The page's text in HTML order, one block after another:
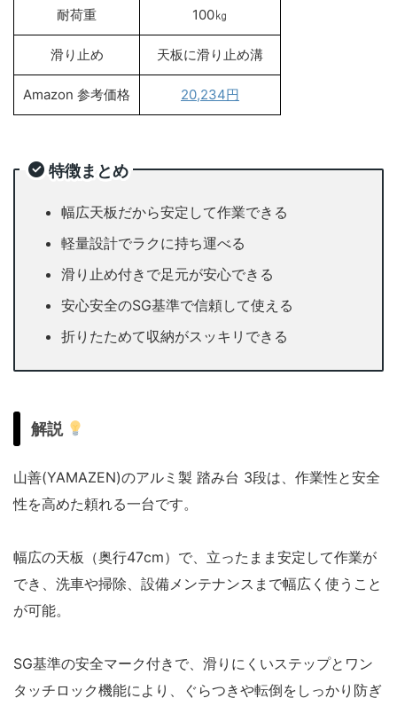
耐荷重 100㎏
滑り止め 天板に滑り止め溝
Amazon 参考価格 20,234円
特徴まとめ
幅広天板だから安定して作業できる
軽量設計でラクに持ち運べる
滑り止め付きで足元が安心できる
安心安全のSG基準で信頼して使える
折りたためて収納がスッキリできる
解説
山善(YAMAZEN)のアルミ製 踏み台 3段は、作業性と安全
性を高めた頼れる一台です。
幅広の天板（奥行47cm）で、立ったまま安定して作業が
でき、洗車や掃除、設備メンテナンスまで幅広く使うこと
が可能。
SG基準の安全マーク付きで、滑りにくいステップとワン
タッチロック機能により、ぐらつきや転倒をしっかり防ぎ